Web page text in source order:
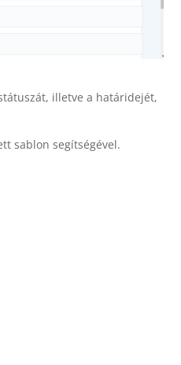
illetve a határidejét,
sablon segítségével.